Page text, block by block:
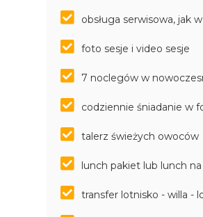
obsługa serwisowa, jak
foto sesje i video sesje
7 noclegów w
codziennie śniadanie w
talerz świeżych owoców
lunch pakiet lub lunch na
transfer lotnisko - willa -